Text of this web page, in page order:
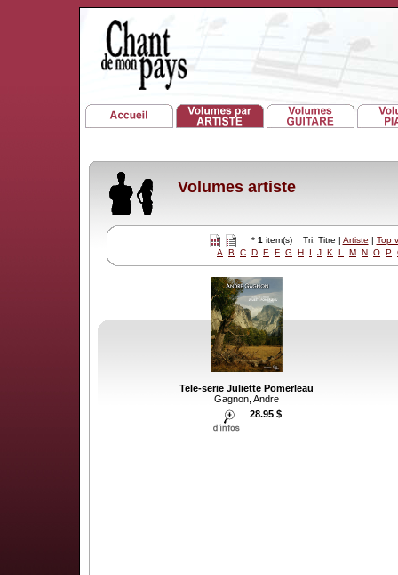
Volumes artiste
* 1 item(s) Tri: Titre | Artiste | Top
A
B C D E F G H I J K L M N O P
Tele-serie Juliette Pomerleau
Gagnon, Andre
28.95 $